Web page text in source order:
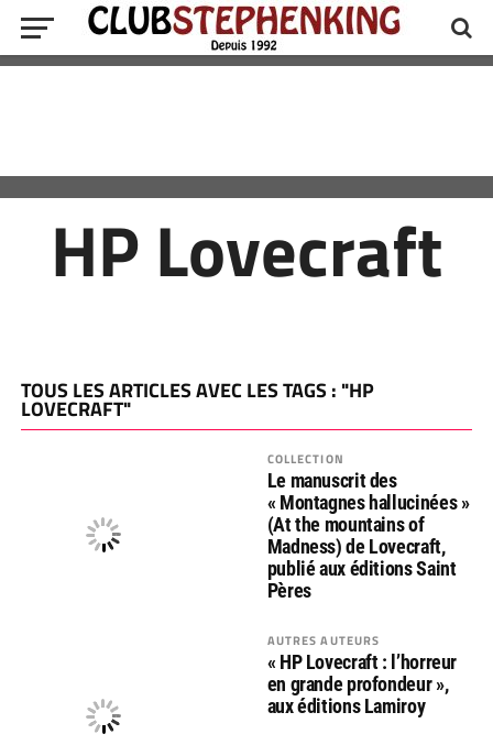
HP Lovecraft
TOUS LES ARTICLES AVEC LES TAGS : "HP
LOVECRAFT"
COLLECTION
Le manuscrit des
« Montagnes hallucinées »
(At the mountains of
Madness) de Lovecraft,
publié aux éditions Saint
Pères
AUTRES AUTEURS
« HP Lovecraft : l’horreur
en grande profondeur »,
aux éditions Lamiroy